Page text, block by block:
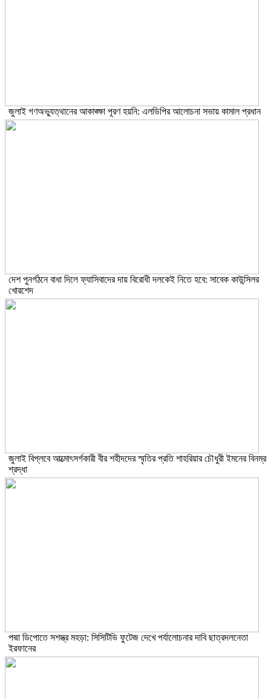
জুলাই গণঅভ্যুত্থানের আকাঙ্ক্ষা পূরণ হয়নি: এলডিপির আলোচনা সভায় কামাল প্রধান
দেশ পুনর্গঠনে বাধা দিলে ফ্যাসিবাদের দায় বিরোধী দলকেই নিতে হবে: সাবেক কাউন্সিলর
খোরশেদ
জুলাই বিপ্লবে আত্মোৎসর্গকারী বীর শহীদদের স্মৃতির প্রতি শাহরিয়ার চৌধুরী ইমনের বিনম্র
শ্রদ্ধা
পদ্মা ডিপোতে সশস্ত্র মহড়া: সিসিটিভি ফুটেজ দেখে পর্যালোচনার দাবি ছাত্রদলনেতা
ইরফানের